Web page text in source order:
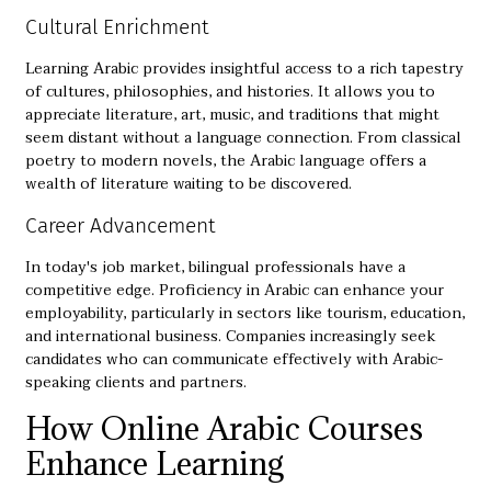
Cultural Enrichment
Learning Arabic provides insightful access to a rich tapestry
of cultures, philosophies, and histories. It allows you to
appreciate literature, art, music, and traditions that might
seem distant without a language connection. From classical
poetry to modern novels, the Arabic language offers a
wealth of literature waiting to be discovered.
Career Advancement
In today's job market, bilingual professionals have a
competitive edge. Proficiency in Arabic can enhance your
employability, particularly in sectors like tourism, education,
and international business. Companies increasingly seek
candidates who can communicate effectively with Arabic-
speaking clients and partners.
How Online Arabic Courses
Enhance Learning